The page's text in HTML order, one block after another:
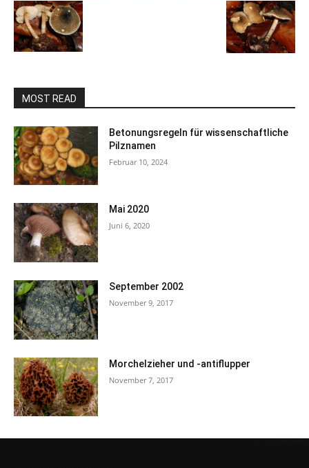
MOST READ
Betonungsregeln für wissenschaftliche
Pilznamen
Februar 10, 2024
Mai 2020
Juni 6, 2020
September 2002
November 9, 2017
Morchelzieher und -antiflupper
November 7, 2017